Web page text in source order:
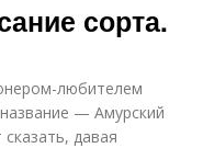
сорта.
любителем
— Амурский
давая